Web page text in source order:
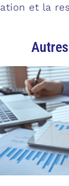
et la